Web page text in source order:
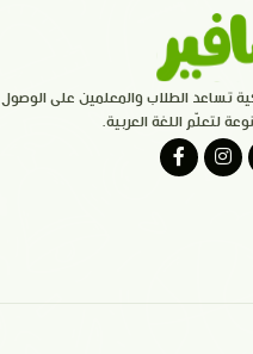
تساعد الطلاب والمعلمين على الوصول
لتعلّم اللغة العربية.